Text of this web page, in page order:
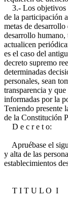
3.- Los objetivos
de la participación
metas de
desarrollo humano,
actualicen
es el caso del
decreto supremo
determinadas
personales, sean
transparencia y
informadas por la
Teniendo presente
de la Constitución
D e c r e t o:
Apruébase el
y alta de las
establecimientos
T I T U L O I